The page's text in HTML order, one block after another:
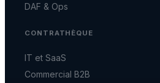
DAF & Ops
CONTRATHÈQUE
IT et SaaS
Commercial B2B